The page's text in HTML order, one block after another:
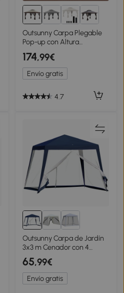
Outsunny Carpa Plegable
Pop-up con Altura
Ajustable Protección
UV50+ Doble Techo y
Mosquiteras 4x4x2,8 m
Beige
174,99€
Envío gratis
4.7
Outsunny Carpa de Jardín
3x3 m Cenador con 4
Partes Laterales Mosquitera
con Cremallera Protección
UV Impermeable para
Patio Exterior Eventos
65,99€
Envío gratis